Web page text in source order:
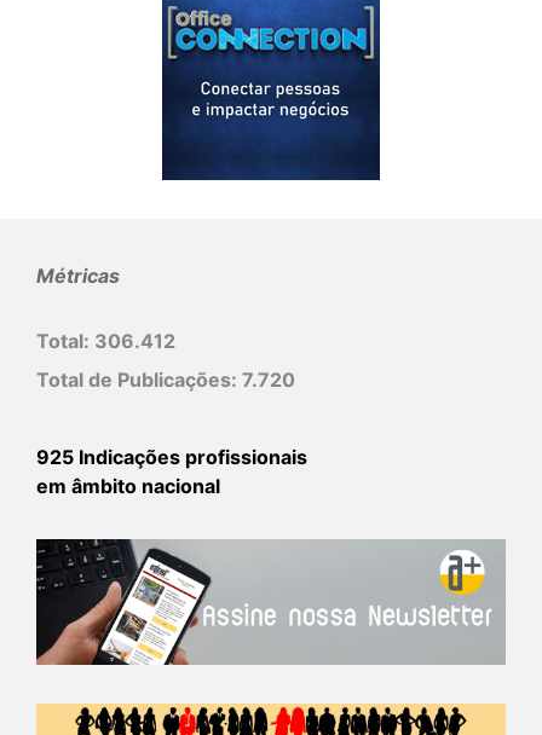
Métricas
Total: 306.412
Total de Publicações: 7.720
925 Indicações profissionais
em âmbito nacional